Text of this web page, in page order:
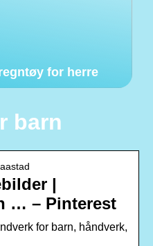
for herre
barn
|
… – Pinterest
for barn, håndverk,